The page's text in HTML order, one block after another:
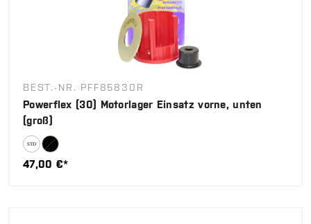
BEST.-NR. PFF85830R
Powerflex (30) Motorlager Einsatz vorne, unten
(groß)
47,00 €*